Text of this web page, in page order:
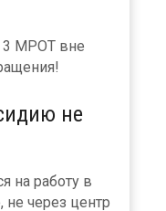
3 МРОТ вне
не
на работу в
не через центр